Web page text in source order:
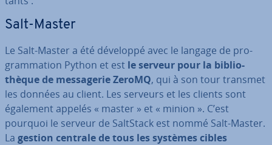
Salt-Master
Le Salt-Master a été développé avec le langage de pro­
gram­ma­tion Python et est le serveur pour la bi­blio­
thèque de mes­sa­ge­rie ZeroMQ, qui à son tour transmet
les données au client. Les serveurs et les clients sont
également appelés « master » et « minion ». C’est
pourquoi le serveur de SaltStack est nommé Salt-Master.
La gestion centrale de tous les systèmes cibles